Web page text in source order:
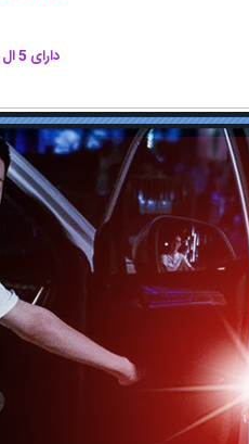
دارای 5 ال ای دی با رقص نور قوی